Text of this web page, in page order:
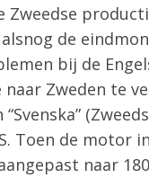
Zweedse
de
bij de
naar Zweden te
Toen de motor
naar
h